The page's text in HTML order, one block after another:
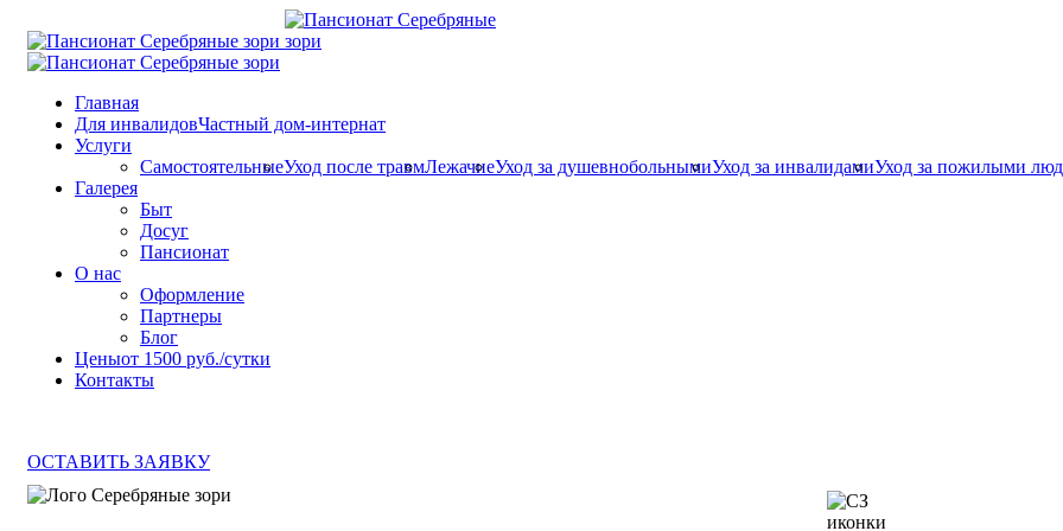
Главная
Для инвалидовЧастный дом-интернат
Услуги
СамостоятельныеУход после травмЛежачиеУход за душевнобольнымиУход за инвалидамиУход за пожилыми
Галерея
Быт
Досуг
Пансионат
О нас
Оформление
Партнеры
Блог
Ценыот 1500 руб./сутки
Контакты
ОСТАВИТЬ ЗАЯВКУ